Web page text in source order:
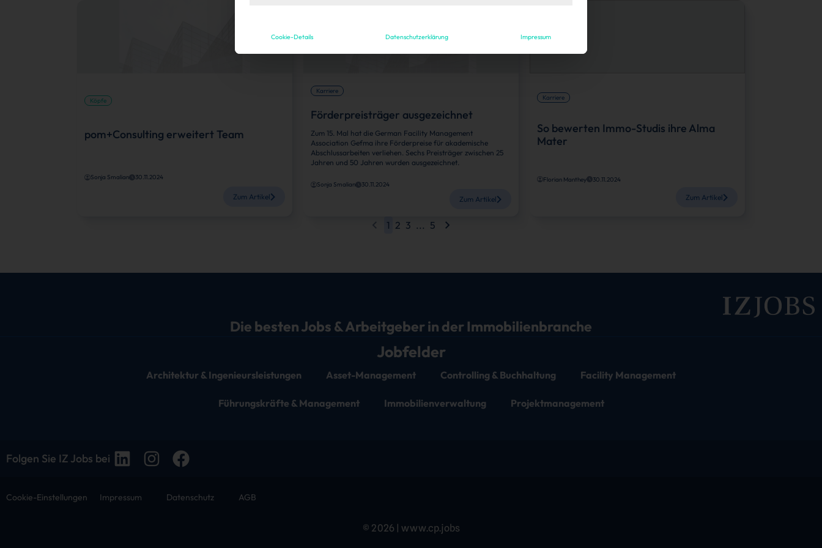
Köpfe
pom+Consulting erweitert Team
Sonja Smalian 30.11.2024
Zum Artikel
Karriere
Förderpreisträger ausgezeichnet
Zum 15. Mal hat die German Facility Management
Association Gefma ihre Förderpreise für akademische
Abschlussarbeiten verliehen. Sechs Preisträger zwischen 25
Jahren und 50 Jahren wurden ausgezeichnet.
Sonja Smalian 30.11.2024
Zum Artikel
Karriere
So bewerten Immo-Studis ihre Alma
Mater
Florian Manthey 30.11.2024
Zum Artikel
1 2 3 ... 5
Die besten Jobs & Arbeitgeber in der Immobilienbranche
Jobfelder
Architektur & Ingenieursleistungen Asset-Management Controlling & Buchhaltung Facility Management
Führungskräfte & Management Immobilienverwaltung Projektmanagement
Folgen Sie IZ Jobs bei
Cookie-Einstellungen Impressum Datenschutz AGB
© 2026 | www.cp.jobs
Cookie-Details Datenschutzerklärung Impressum